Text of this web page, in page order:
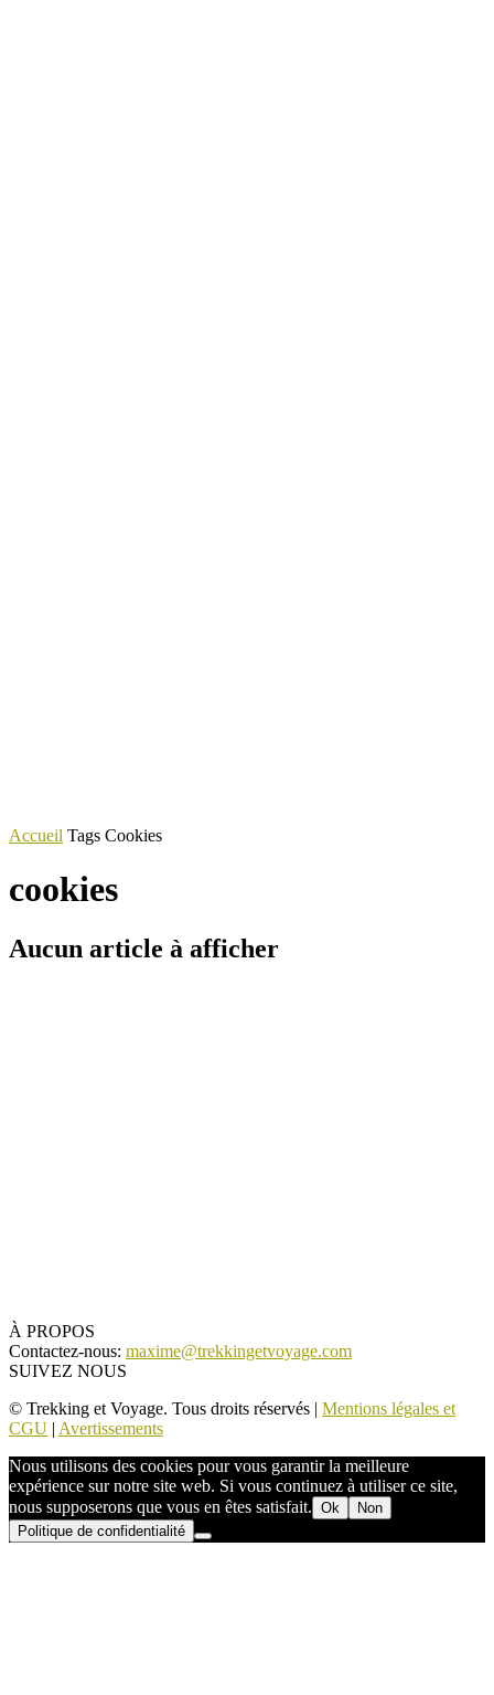
Accueil Tags Cookies
cookies
Aucun article à afficher
À PROPOS
Contactez-nous: maxime@trekkingetvoyage.com
SUIVEZ NOUS
© Trekking et Voyage. Tous droits réservés | Mentions légales et
CGU | Avertissements
Nous utilisons des cookies pour vous garantir la meilleure
expérience sur notre site web. Si vous continuez à utiliser ce site,
nous supposerons que vous en êtes satisfait. Ok
Non
Politique de confidentialité